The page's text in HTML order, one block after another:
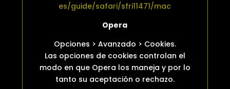
es/guide/safari/sfri11471/mac
Opera
Opciones > Avanzado > Cookies.
Las opciones de cookies controlan el
modo en que Opera los maneja y por lo
tanto su aceptación o rechazo.